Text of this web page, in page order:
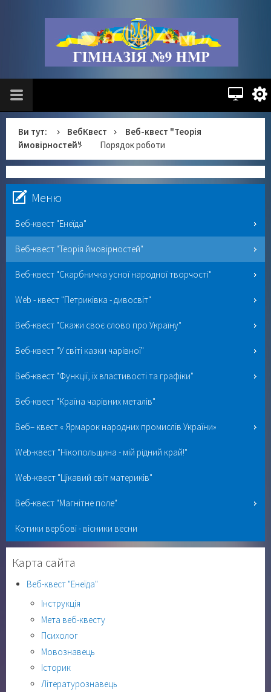
Ви тут: ВебКвест
Веб-квест "Теорія
ймовірностей"
Порядок роботи
Меню
Веб-квест "Енеїда"
Веб-квест "Теорія ймовірностей"
Веб-квест "Скарбничка усної народної творчості"
Web - квест "Петриківка - дивосвіт"
Веб-квест "Скажи своє слово про Україну"
Веб-квест "У світі казки чарівної"
Веб-квест "Функції, їх властивості та графіки"
Веб-квест "Країна чарівних металів"
Веб– квест « Ярмарок народних промислів України»
Web-квест "Нікопольщина - мій рідний край!"
Web-квест "Цікавий світ материків"
Веб-квест "Магнітне поле"
Котики вербові - вісники весни
Карта сайта
Веб-квест "Енеїда"
Інструкція
Мета веб-квесту
Психолог
Мовознавець
Історик
Літературознавець